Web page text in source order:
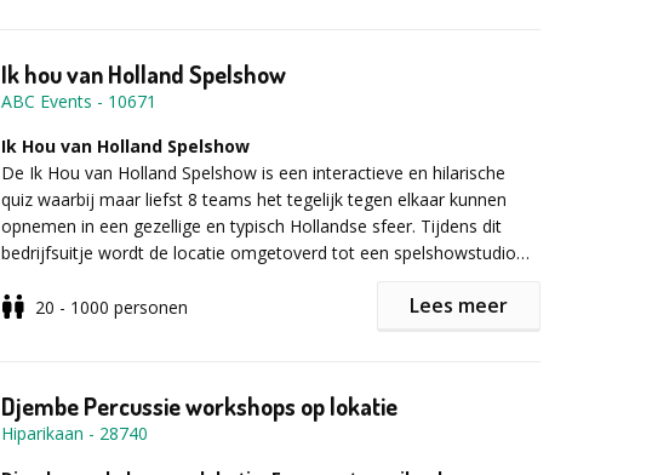
Ik hou van Holland Spelshow
ABC Events - 10671
Ik Hou van Holland Spelshow
De Ik Hou van Holland Spelshow is een interactieve en hilarische
quiz waarbij maar liefst 8 teams het tegelijk tegen elkaar kunnen
opnemen in een gezellige en typisch Hollandse sfeer. Tijdens dit
bedrijfsuitje wordt de locatie omgetoverd tot een spelshowstudio
quizdesk en start de show met een enthousiaste spelshow-host.
Tijdens verschillende rondes beantwoorden teams vragen over
Nederlandse muziek, bekende Nederlanders en typisch Hollandse
20 - 1000 personen Lees meer
Djembe Percussie workshops op lokatie
Hiparikaan - 28740